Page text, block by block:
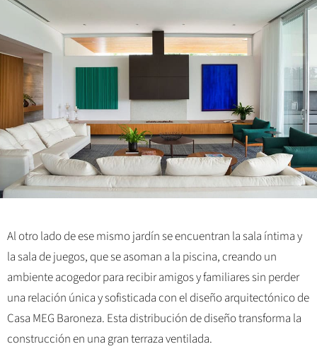
Al otro lado de ese mismo jardín se encuentran la sala íntima y
la sala de juegos, que se asoman a la piscina, creando un
ambiente acogedor para recibir amigos y familiares sin perder
una relación única y sofisticada con el diseño arquitectónico de
Casa MEG Baroneza. Esta distribución de diseño transforma la
construcción en una gran terraza ventilada.